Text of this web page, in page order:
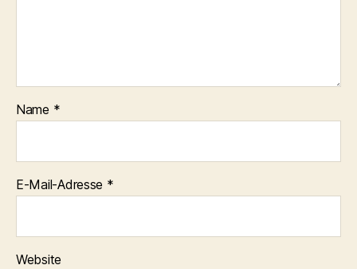
Name *
E-Mail-Adresse *
Website